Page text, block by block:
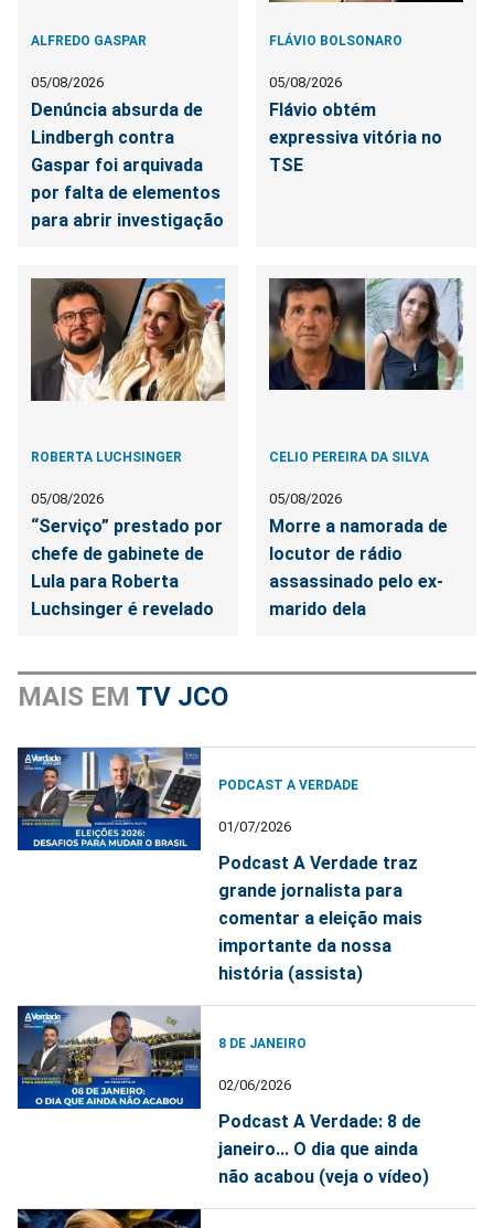
ALFREDO GASPAR
05/08/2026
Denúncia absurda de
Lindbergh contra
Gaspar foi arquivada
por falta de elementos
para abrir investigação
FLÁVIO BOLSONARO
05/08/2026
Flávio obtém
expressiva vitória no
TSE
ROBERTA LUCHSINGER
05/08/2026
“Serviço” prestado por
chefe de gabinete de
Lula para Roberta
Luchsinger é revelado
CELIO PEREIRA DA SILVA
05/08/2026
Morre a namorada de
locutor de rádio
assassinado pelo ex-
marido dela
MAIS EM TV JCO
PODCAST A VERDADE
01/07/2026
Podcast A Verdade traz
grande jornalista para
comentar a eleição mais
importante da nossa
história (assista)
8 DE JANEIRO
02/06/2026
Podcast A Verdade: 8 de
janeiro... O dia que ainda
não acabou (veja o vídeo)